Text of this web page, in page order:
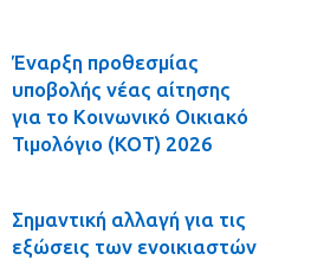
Έναρξη προθεσμίας
υποβολής νέας αίτησης
για το Κοινωνικό Οικιακό
Τιμολόγιο (ΚΟΤ) 2026
Σημαντική αλλαγή για τις
εξώσεις των ενοικιαστών